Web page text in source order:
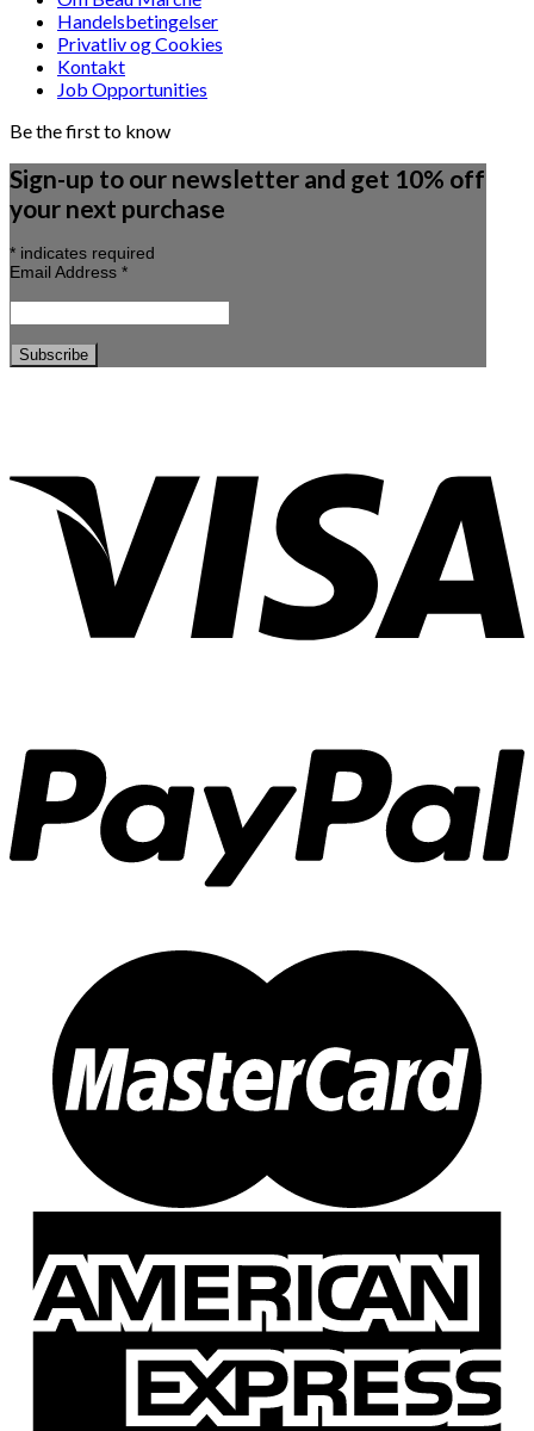
Handelsbetingelser
Privatliv og Cookies
Kontakt
Job Opportunities
Be the first to know
Sign-up to our newsletter and get 10% off
your next purchase
* indicates required
Email Address *